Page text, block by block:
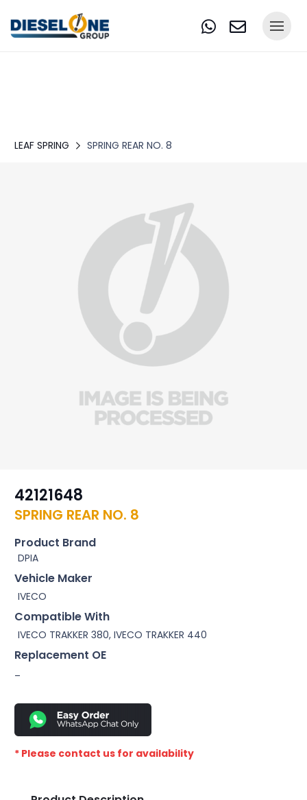
LEAF SPRING SPRING REAR NO. 8
42121648
SPRING REAR NO. 8
Product Brand
DPIA
Vehicle Maker
IVECO
Compatible With
IVECO TRAKKER 380, IVECO TRAKKER 440
Replacement OE
–
* Please contact us for availability